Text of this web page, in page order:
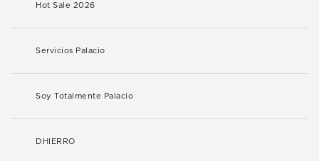
Hot Sale 2026
Servicios Palacio
Soy Totalmente Palacio
DHIERRO